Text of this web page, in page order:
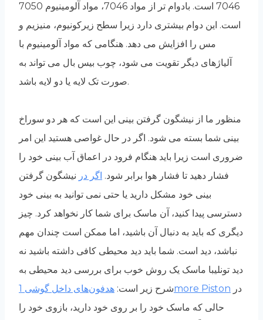
7046 است. بادوام تر از مواد 7046، مواد آلومینیوم 7050
است. این دوام بیشتری دارد زیرا سطح زیرکونیوم، منیزیم و
مس را افزایش می دهد. هنگامی که مواد آلومینیوم با
آلیاژهای دیگر تقویت می شود، چوب بیس بال می تواند به
صورت تک لایه یا دو لایه باشد.
منظور ما از نیشگون گرفتن بینی این است که هر دو سوراخ
بینی شما بسته می شود. اگر در حال غواصی هستید این امر
ضروری است زیرا باید هنگام فرود در اعماق آب بینی خود را
فشار دهید تا فشار هوا برابر شود. اگر در نیشگون گرفتن
بینی خود مشکل دارید یا حتی نمی توانید به بینی خود
دسترسی پیدا کنید، آن ماسک برای شما کار نخواهد کرد. چیز
دیگری که باید به دنبال آن باشید، اما ممکن است چندان مهم
نباشد، دید است. شما باید دید محیطی کافی داشته باشید نه
دید تونلیبا ماسک یک روش خوب برای بررسی دید محیطی به
شرح زیر است:هدفون‌های داخل گوشی 1more Piston
حالی که ماسک خود را بر روی خود دارید، بازوی خود را